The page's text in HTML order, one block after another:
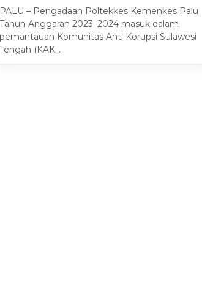
PALU – Pengadaan Poltekkes Kemenkes Palu
Tahun Anggaran 2023–2024 masuk dalam
pemantauan Komunitas Anti Korupsi Sulawesi
Tengah (KAK…